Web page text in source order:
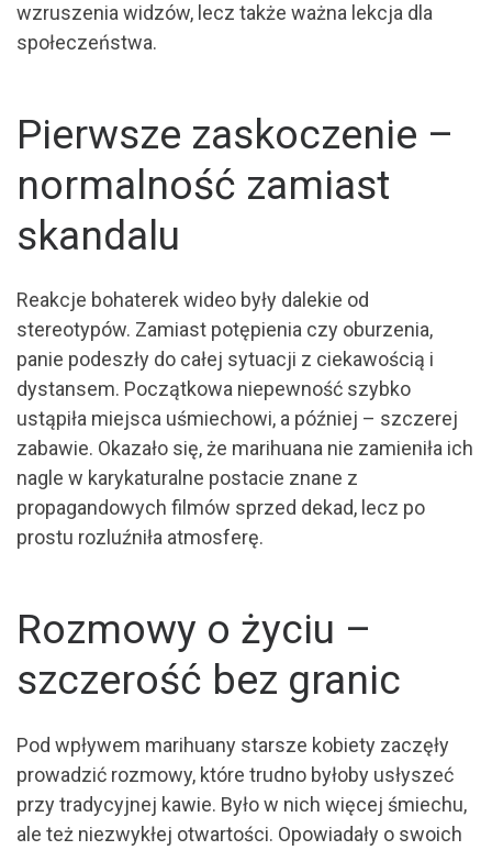
wzruszenia widzów, lecz także ważna lekcja dla
społeczeństwa.
Pierwsze zaskoczenie –
normalność zamiast
skandalu
Reakcje bohaterek wideo były dalekie od
stereotypów. Zamiast potępienia czy oburzenia,
panie podeszły do całej sytuacji z ciekawością i
dystansem. Początkowa niepewność szybko
ustąpiła miejsca uśmiechowi, a później – szczerej
zabawie. Okazało się, że marihuana nie zamieniła ich
nagle w karykaturalne postacie znane z
propagandowych filmów sprzed dekad, lecz po
prostu rozluźniła atmosferę.
Rozmowy o życiu –
szczerość bez granic
Pod wpływem marihuany starsze kobiety zaczęły
prowadzić rozmowy, które trudno byłoby usłyszeć
przy tradycyjnej kawie. Było w nich więcej śmiechu,
ale też niezwykłej otwartości. Opowiadały o swoich